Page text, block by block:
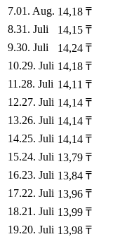
7.01. Aug. 14,18 ₸
8.31. Juli 14,15 ₸
9.30. Juli 14,24 ₸
10.29. Juli 14,18 ₸
11 .28. Juli 14,11 ₸
12.27. Juli 14,14 ₸
13.26. Juli 14,14 ₸
14.25. Juli 14,14 ₸
15.24. Juli 13,79 ₸
16.23. Juli 13,84 ₸
17.22. Juli 13,96 ₸
18.21. Juli 13,99 ₸
19.20. Juli 13,98 ₸